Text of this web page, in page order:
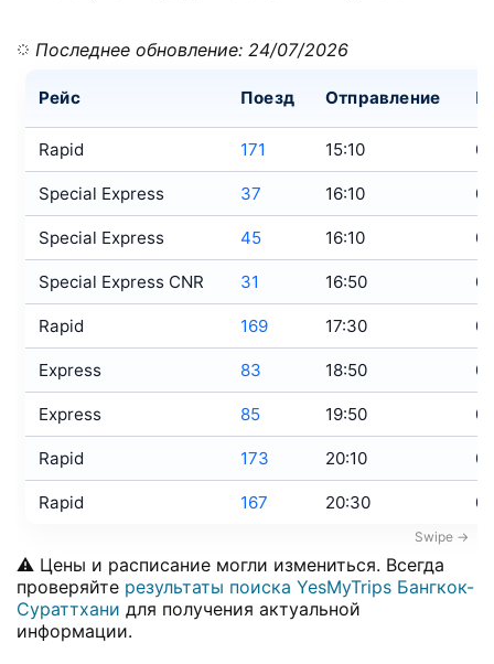
Последнее обновление: 24/07/2026
Рейс Поезд Отправление
Rapid 171 15:10
Special Express 37 16:10
Special Express 45 16:10
Special Express CNR 31 16:50
Rapid 169 17:30
Express 83 18:50
Express 85 19:50
Rapid 173 20:10
Rapid 167 20:30
⚠️ Цены и расписание могли измениться. Всегда
проверяйте результаты поиска YesMyTrips Бангкок-
Сураттхани для получения актуальной
информации.